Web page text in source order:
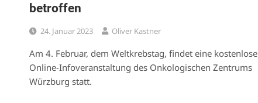
betroffen
24. Januar 2023 Oliver Kastner
Am 4. Februar, dem Weltkrebstag, findet eine kostenlose
Online-Infoveranstaltung des Onkologischen Zentrums
Würzburg statt.